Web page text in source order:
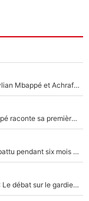
Loin du Real Madrid et du PSG, les inséparables Kylian Mbappé et Achraf Hakimi changent d'équipe le temps d'une journée !
«Je ne sais pas pourquoi j’ai dit ça...» : Kylian Mbappé raconte sa première rencontre avec Zinédine Zidane (et c’est très drôle)
Départ de Roberto De Zerbi - Medhi Benatia s'est battu pendant six mois pour le retenir à l'OM, le PSG a été le naufrage de trop : «Je pars avec toi»
«Admets que tu t'es trompé sur Lucas Chevalier !» : Le débat sur le gardien du PSG vire au clash à l'After Foot